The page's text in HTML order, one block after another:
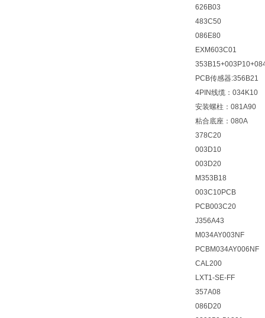
626B03
483C50
086E80
EXM603C01
PCB传感器:356B21
4PIN线缆：034K10
安装螺柱：081A90
粘合底座：080A
378C20
003D10
003D20
M353B18
003C10PCB
PCB003C20
J356A43
M034AY003NF
PCBM034AY006NF
CAL200
LXT1-SE-FF
357A08
086D20